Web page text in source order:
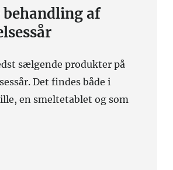
af
sælgende produkter på
Det findes både i
en smeltetablet og som